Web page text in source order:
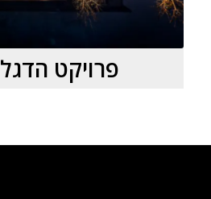
פרויקט הדגל 2023